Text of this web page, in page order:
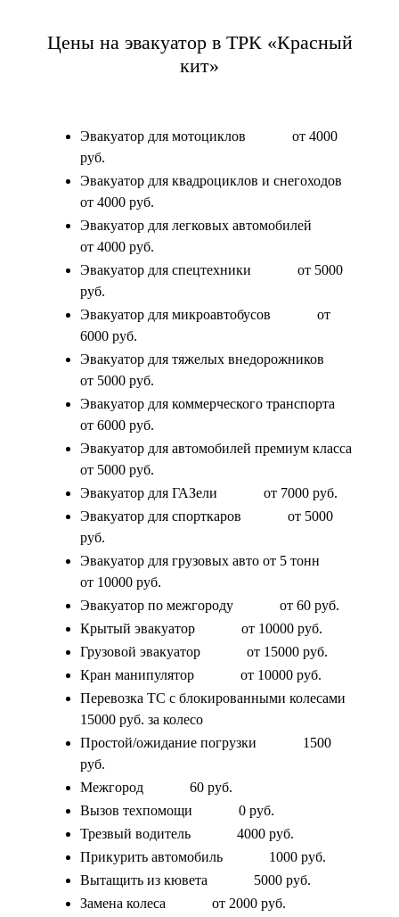
Цены на эвакуатор в ТРК «Красный
кит»
Эвакуатор для мотоциклов
от 4000
руб.
Эвакуатор для квадроциклов и снегоходов
от 4000 руб.
Эвакуатор для легковых автомобилей
от 4000 руб.
Эвакуатор для спецтехники
от 5000
руб.
Эвакуатор для микроавтобусов
от
6000 руб.
Эвакуатор для тяжелых внедорожников
от 5000 руб.
Эвакуатор для коммерческого транспорта
от 6000 руб.
Эвакуатор для автомобилей премиум класса
от 5000 руб.
Эвакуатор для ГАЗели
от 7000 руб.
Эвакуатор для спорткаров
от 5000
руб.
Эвакуатор для грузовых авто от 5 тонн
от 10000 руб.
Эвакуатор по межгороду
от 60 руб.
Крытый эвакуатор
от 10000 руб.
Грузовой эвакуатор
от 15000 руб.
Кран манипулятор
от 10000 руб.
Перевозка ТС с блокированными колесами
15000 руб. за колесо
Простой/ожидание погрузки
1500
руб.
Межгород
60 руб.
Вызов техпомощи
0 руб.
Трезвый водитель
4000 руб.
Прикурить автомобиль
1000 руб.
Вытащить из кювета
5000 руб.
Замена колеса
от 2000 руб.